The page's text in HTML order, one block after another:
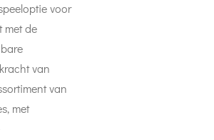
voor
met de
van
van
met